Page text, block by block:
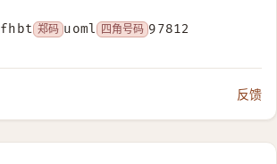
fhbt 郑码 uoml 四角号码 97812
反馈